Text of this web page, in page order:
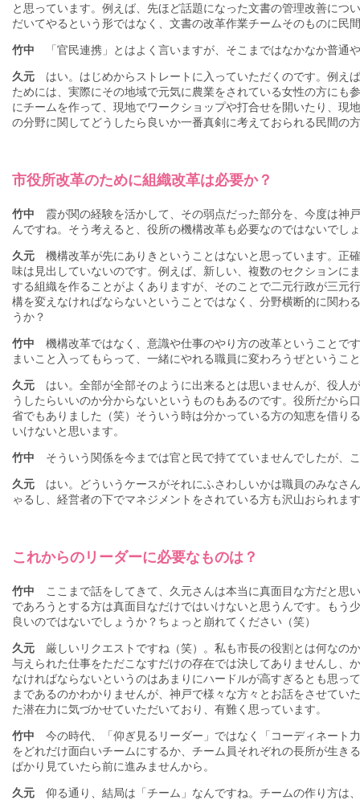
と思っています。例えば、先ほど話題になった文書の管理改善につ
だいてやるという形ではなく、文書の改革作業チームそのものに
竹中 「官民連携」とはよく言いますが、そこまではなかなか普通
久元 はい。はじめからストレートに入っていただくのです。例え
ためには、実際にその地域で元気に農業をされている女性の方に
にチームを作って、現地でワークショップや打合せを開いたり、
の分野に関してどうしたら良いか一番真剣に考えておられる民間の
市役所改革のために組織改革は必要か？
竹中 霞が関の経験を活かして、その弱点だった部分を、今度は神
んですね。そう考えると、役所の機構改革も必要なのではないでし
久元 機構改革が先にありきということはないと思っています。正
味は見出していないのです。例えば、新しい、複数のセクションに
する組織を作ることがよくありますが、そのことで二元行政が三元
構を変えなければならないということではなく、分野横断的に関わ
うか？
竹中 機構改革ではなく、意識や仕事のやり方の改革ということで
まいこと入ってもらって、一緒にやれる職員に変わろうぜというこ
久元 はい。全部が全部そのように出来るとは思いませんが、役人
うしたらいいのか分からないというものもあるのです。役所だから
省でもありました（笑）そういう時は分かっている方の知恵を借り
いけないと思います。
竹中 そういう関係を今までは官と民で持てていませんでしたが、
久元 はい。どういうケースがそれにふさわしいかは職員のみなさ
ゃるし、経営者の下でマネジメントをされている方も沢山おられ
これからのリーダーに必要なものは？
竹中 ここまで話をしてきて、久元さんは本当に真面目な方だと思
であろうとする方は真面目なだけではいけないと思うんです。もう
良いのではないでしょうか？ちょっと崩れてください（笑）
久元 厳しいリクエストですね（笑）。私も市長の役割とは何なの
与えられた仕事をただこなすだけの存在では決してありませんし、
なければならないというのはあまりにハードルが高すぎるとも思っ
まであるのかわかりませんが、神戸で様々な方々とお話をさせてい
た潜在力に気づかせていただいており、有難く思っています。
竹中 今の時代、「仰ぎ見るリーダー」ではなく「コーディネート
をどれだけ面白いチームにするか、チーム員それぞれの長所が生き
ばかり見ていたら前に進みませんから。
久元 仰る通り、結局は「チーム」なんですね。チームの作り方は